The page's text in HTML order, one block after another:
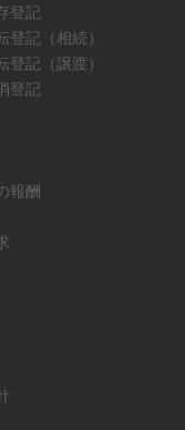
登記
登記（相続）
登記（譲渡）
登記
報酬